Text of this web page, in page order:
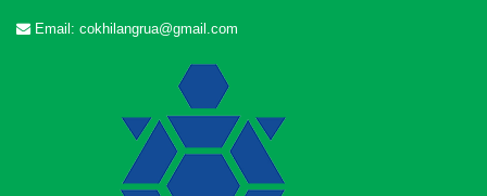
Email: cokhilangrua@gmail.com